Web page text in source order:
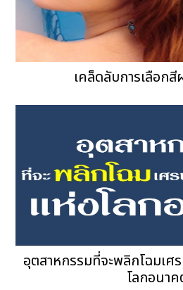
เคล็ดลับการเลือก
อุตสาหกรรมที่จะพลิกโฉมเ
โลกอนา